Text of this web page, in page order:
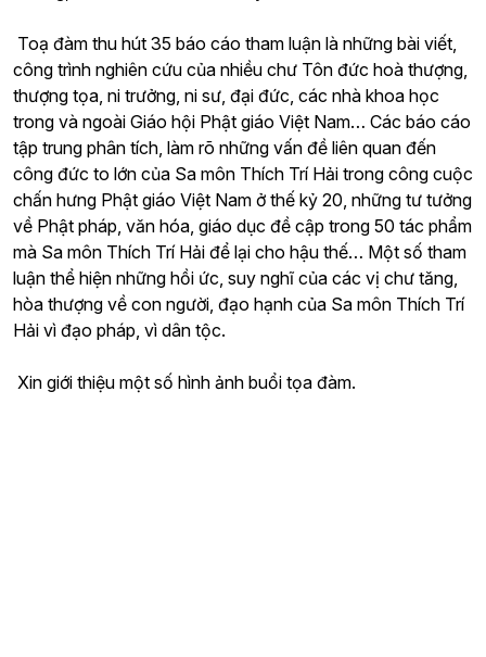
Toạ đàm thu hút 35 báo cáo tham luận là những bài viết,
công trình nghiên cứu của nhiều chư Tôn đức hoà thượng,
thượng tọa, ni trưởng, ni sư, đại đức, các nhà khoa học
trong và ngoài Giáo hội Phật giáo Việt Nam… Các báo cáo
tập trung phân tích, làm rõ những vấn đề liên quan đến
công đức to lớn của Sa môn Thích Trí Hải trong công cuộc
chấn hưng Phật giáo Việt Nam ở thế kỷ 20, những tư tưởng
về Phật pháp, văn hóa, giáo dục đề cập trong 50 tác phẩm
mà Sa môn Thích Trí Hải để lại cho hậu thế… Một số tham
luận thể hiện những hồi ức, suy nghĩ của các vị chư tăng,
hòa thượng về con người, đạo hạnh của Sa môn Thích Trí
Hải vì đạo pháp, vì dân tộc.
Xin giới thiệu một số hình ảnh buổi tọa đàm.